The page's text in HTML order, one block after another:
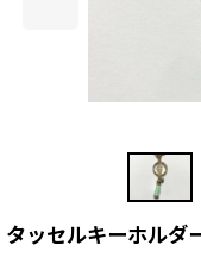
タッセルキーホルダ